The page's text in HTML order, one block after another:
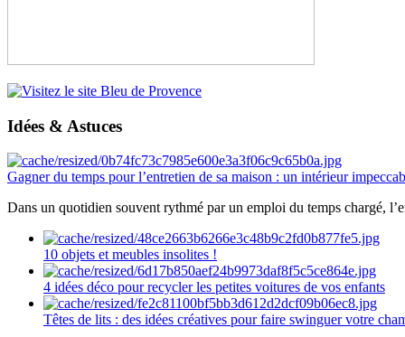
Idées & Astuces
Gagner du temps pour l’entretien de sa maison : un intérieur
Dans un quotidien souvent rythmé par un emploi du temps chargé,
10 objets et meubles insolites !
4 idées déco pour recycler les petites voitures de vos enfants
Têtes de lits : des idées créatives pour faire swinguer votre